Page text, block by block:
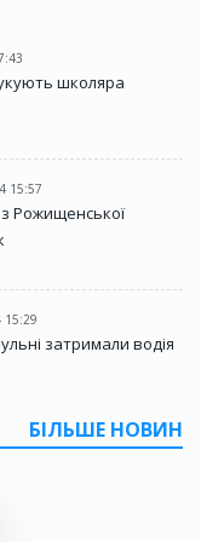
школяра
15:57
з Рожищенської
15:29
затримали водія
БІЛЬШЕ НОВИН